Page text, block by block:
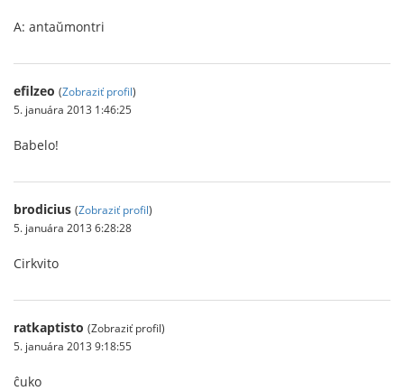
A: antaŭmontri
efilzeo (Zobraziť profil)
5. januára 2013 1:46:25
Babelo!
brodicius (Zobraziť profil)
5. januára 2013 6:28:28
Cirkvito
ratkaptisto (Zobraziť profil)
5. januára 2013 9:18:55
ĉuko